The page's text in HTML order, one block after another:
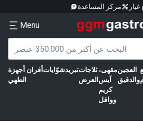
مركز المساعدة
Menu
أجهزة
الطهي
أفران شوّاياتتبريدثلاجات
العرض
مقهى،
آيس
كريم
ووافل
العجين
والدقيق